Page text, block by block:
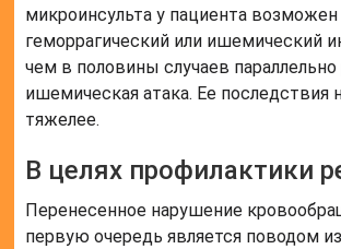
микроинсульта у пациента возможен
геморрагический или ишемический
чем в половины случаев параллельно
ишемическая атака. Ее последствия
тяжелее.
В целях профилактики
Перенесенное нарушение
первую очередь является поводом